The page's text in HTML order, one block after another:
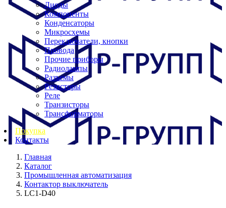
Диоды
Компоненты
Конденсаторы
Микросхемы
Переключатели, кнопки
Провода
Прочие приборы
Радиолампы
Разъемы
Резисторы
Реле
Транзисторы
Трансформаторы
Покупка
Контакты
Главная
Каталог
Промышленная автоматизация
Контактор выключатель
LC1-D40